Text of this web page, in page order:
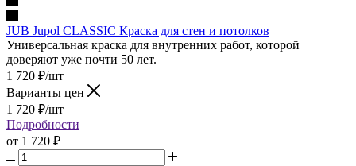
JUB Jupol CLASSIC Краска для стен и потолков
Универсальная краска для внутренних работ, которой
доверяют уже почти 50 лет.
1 720 ₽/шт
Варианты цен
1 720 ₽/шт
Подробности
от 1 720 ₽